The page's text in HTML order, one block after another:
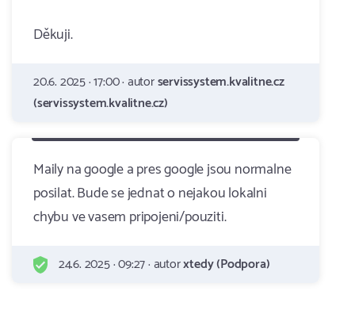
Děkuji.
20.6. 2025 · 17:00 · autorservissystem.kvalitne.cz
(servissystem.kvalitne.cz)
Maily na google a pres google jsou normalne
posilat. Bude se jednat o nejakou lokalni
chybu ve vasem pripojeni/pouziti.
24.6. 2025 · 09:27 · autorxtedy (Podpora)